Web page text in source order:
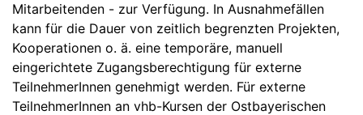
Mitarbeitenden - zur Verfügung. In Ausnahmefällen
kann für die Dauer von zeitlich begrenzten Projekten,
Kooperationen o. ä. eine temporäre, manuell
eingerichtete Zugangsberechtigung für externe
TeilnehmerInnen genehmigt werden. Für externe
TeilnehmerInnen an vhb-Kursen der Ostbayerischen